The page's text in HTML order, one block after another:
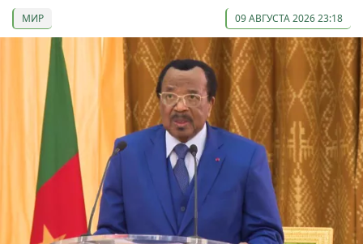
МИР 09 АВГУСТА 2026 23:18